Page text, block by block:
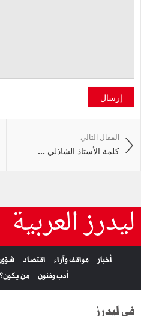
إرسال
المقال التالي
كلمة الأستاذ الشاذلي ...
ليدرز العربية
أخبار مواقف وآراء اقتصاد
أدب وفنون
من يكون؟
في ليدرز